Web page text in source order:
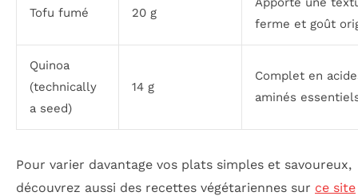
Tofu fumé 20 g
ferme et goût
Quinoa
(technically
a seed)
14 g
Complet en
aminés
Pour varier davantage vos plats simples et savoureux,
découvrez aussi des recettes végétariennes sur ce site